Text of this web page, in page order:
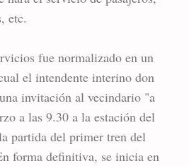
etc.
fue normalizado en un
el intendente interino don
invitación al vecindario "a
a las 9.30 a la estación del
partida del primer tren del
forma definitiva, se inicia en